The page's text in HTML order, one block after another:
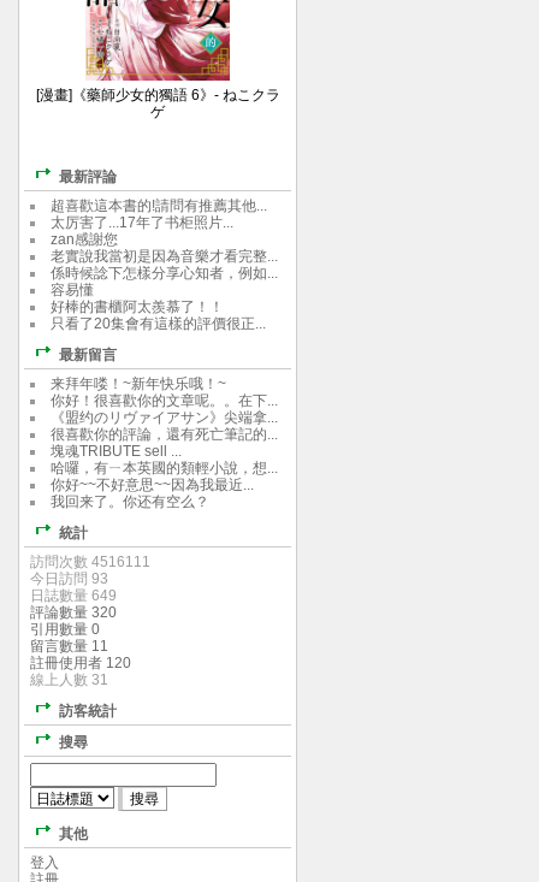
[漫畫]《藥師少女的獨語 6》- ねこクラ
ゲ
最新評論
超喜歡這本書的!請問有推薦其他...
太厉害了...17年了书柜照片...
zan感謝您
老實說我當初是因為音樂才看完整...
係時候諗下怎樣分享心知者，例如...
容易懂
好棒的書櫃阿太羨慕了！！
只看了20集會有這樣的評價很正...
最新留言
来拜年喽！~新年快乐哦！~
你好！很喜歡你的文章呢。。在下...
《盟约のリヴァイアサン》尖端拿...
很喜歡你的評論，還有死亡筆記的...
塊魂TRIBUTE sell ...
哈囉，有ㄧ本英國的類輕小說，想...
你好~~不好意思~~因為我最近...
我回来了。你还有空么？
統計
訪問次數 4516111
今日訪問 93
日誌數量 649
評論數量 320
引用數量 0
留言數量 11
註冊使用者 120
線上人數 31
訪客統計
搜尋
其他
登入